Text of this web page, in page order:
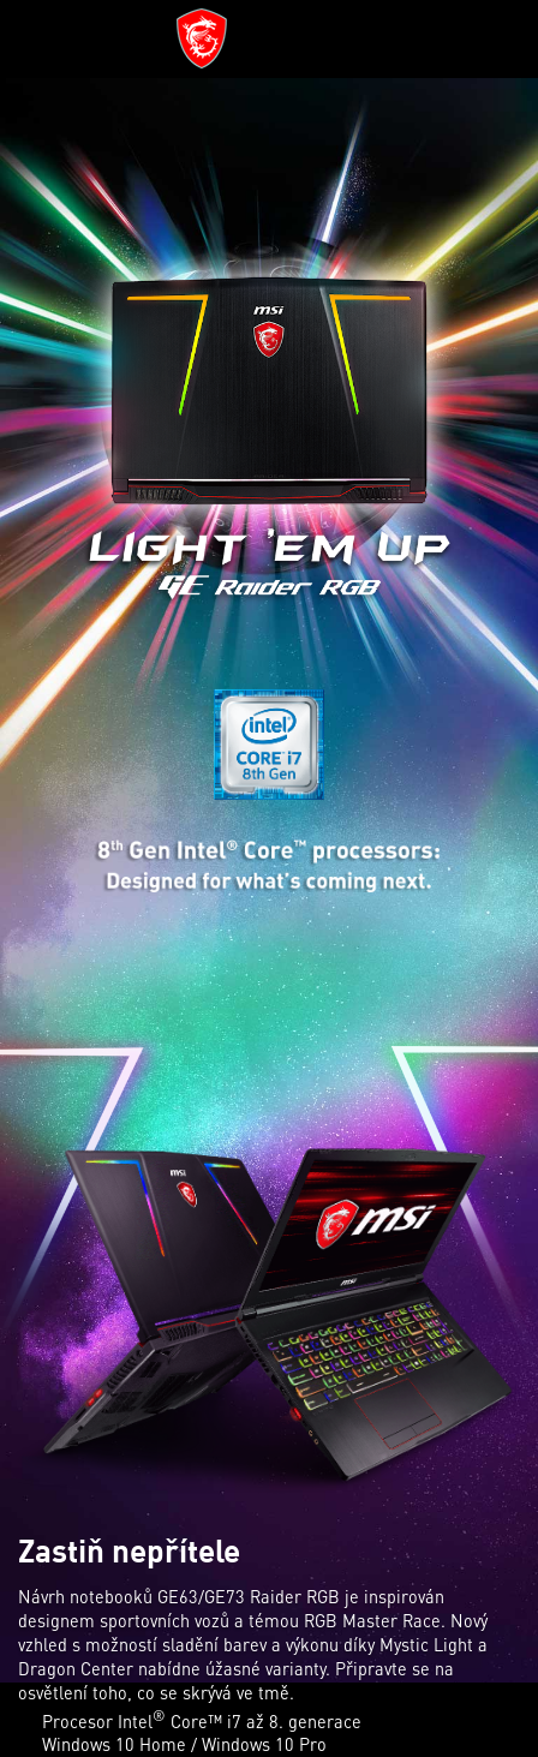
Zastiň nepřítele
Návrh notebooků GE63/GE73 Raider RGB je inspirován
designem sportovních vozů a témou RGB Master Race. Nový
vzhled s možností sladění barev a výkonu díky Mystic Light a
Dragon Center nabídne úžasné varianty. Připravte se na
osvětlení toho, co se skrývá ve tmě.
Procesor Intel® Core™ i7 až 8. generace
Windows 10 Home / Windows 10 Pro